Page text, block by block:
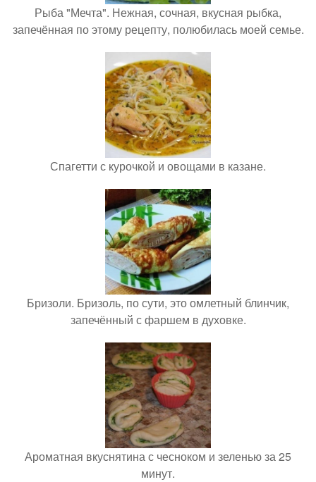
Рыба "Мечта". Нежная, сочная, вкусная рыбка,
запечённая по этому рецепту, полюбилась моей семье.
Спагетти с курочкой и овощами в казане.
Бризоли. Бризоль, по сути, это омлетный блинчик,
запечённый с фаршем в духовке.
Ароматная вкуснятина с чесноком и зеленью за 25
минут.